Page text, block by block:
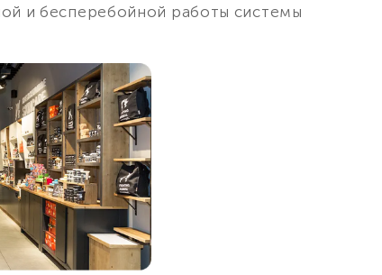
и бесперебойной работы системы